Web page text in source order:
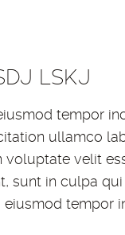
LSKJ
tempor
ullamco
voluptate velit
sunt in culpa
tempor